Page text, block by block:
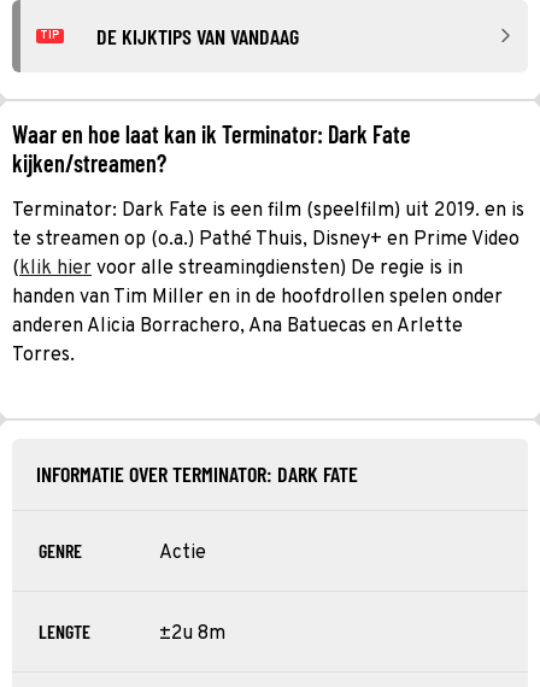
TIP DE KIJKTIPS VAN VANDAAG
Waar en hoe laat kan ik Terminator: Dark Fate
kijken/streamen?
Terminator: Dark Fate is een film (speelfilm) uit 2019. en is
te streamen op (o.a.) Pathé Thuis, Disney+ en Prime Video
(klik hier voor alle streamingdiensten) De regie is in
handen van Tim Miller en in de hoofdrollen spelen onder
anderen Alicia Borrachero, Ana Batuecas en Arlette
Torres.
INFORMATIE OVER TERMINATOR: DARK FATE
GENRE Actie
LENGTE ±2u 8m